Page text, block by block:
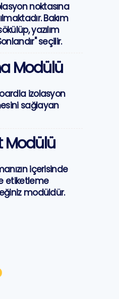
noktasına
Bakım
yazılım
seçilir.
Modülü
izolasyon
sağlayan
Modülü
içerisinde
etiketleme
modüldür.